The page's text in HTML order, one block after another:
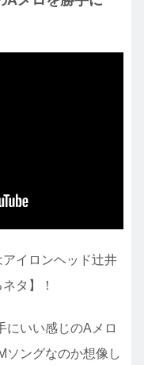
イロンヘッド辻井
タ】！
にいい感じのAメロ
ソングなのか想像し